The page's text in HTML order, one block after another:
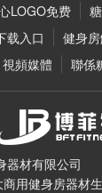
LOGO免费
载入口
健身
視頻媒體 聯係
器材有限公司
健身房器材生